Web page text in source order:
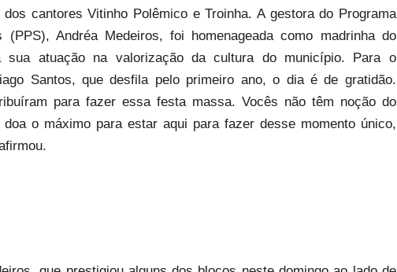
cantores Vitinho Polêmico e Troinha. A gestora do Programa
Andréa Medeiros, foi homenageada como madrinha do
sua atuação na valorização da cultura do município. Para o
Santos, que desfila pelo primeiro ano, o dia é de gratidão.
para fazer essa festa massa. Vocês não têm noção do
o máximo para estar aqui para fazer desse momento único,